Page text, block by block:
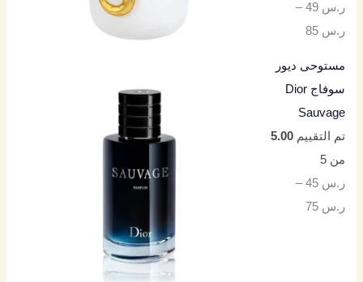
ر.س 49
–
ر.س 85
مستوحى ديور
سوفاج Dior
Sauvage
تم التقييم5.00
من 5
ر.س 45
–
ر.س 75